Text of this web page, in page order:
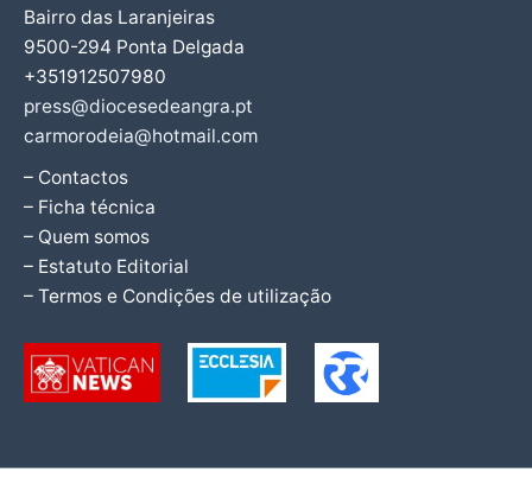
Bairro das Laranjeiras
9500-294 Ponta Delgada
+351912507980
press@diocesedeangra.pt
carmorodeia@hotmail.com
– Contactos
– Ficha técnica
– Quem somos
– Estatuto Editorial
– Termos e Condições de utilização